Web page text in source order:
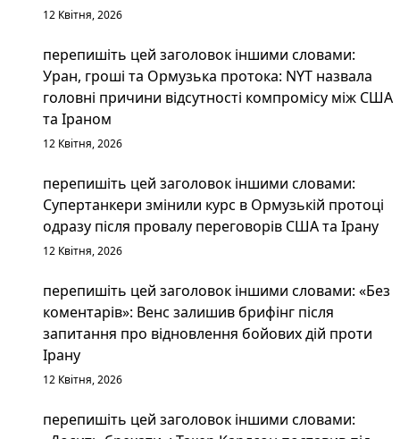
12 Квітня, 2026
перепишіть цей заголовок іншими словами:
Уран, гроші та Ормузька протока: NYT назвала
головні причини відсутності компромісу між США
та Іраном
12 Квітня, 2026
перепишіть цей заголовок іншими словами:
Супертанкери змінили курс в Ормузькій протоці
одразу після провалу переговорів США та Ірану
12 Квітня, 2026
перепишіть цей заголовок іншими словами: «Без
коментарів»: Венс залишив брифінг після
запитання про відновлення бойових дій проти
Ірану
12 Квітня, 2026
перепишіть цей заголовок іншими словами: